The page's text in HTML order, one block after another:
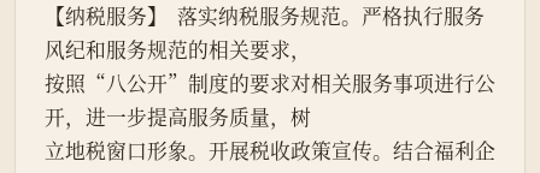
【纳税服务】  落实纳税服务规范。严格执行服务
风纪和服务规范的相关要求，
按照“八公开”制度的要求对相关服务事项进行公
开，进一步提高服务质量，树
立地税窗口形象。开展税收政策宣传。结合福利企